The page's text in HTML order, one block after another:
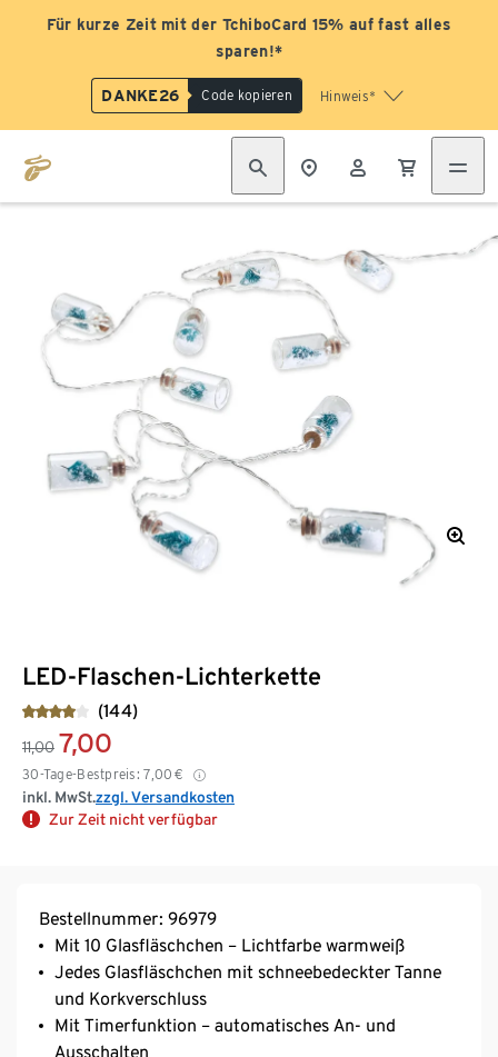
Für kurze Zeit mit der TchiboCard 15% auf fast alles
sparen!*
DANKE26 Code kopieren Hinweis*
LED-Flaschen-Lichterkette
(144)
11,00 7,00
30-Tage-Bestpreis: 7,00 €
inkl. MwSt.zzgl. Versandkosten
Zur Zeit nicht verfügbar
Bestellnummer: 96979
Mit 10 Glasfläschchen – Lichtfarbe warmweiß
Jedes Glasfläschchen mit schneebedeckter Tanne
und Korkverschluss
Mit Timerfunktion – automatisches An- und
Ausschalten